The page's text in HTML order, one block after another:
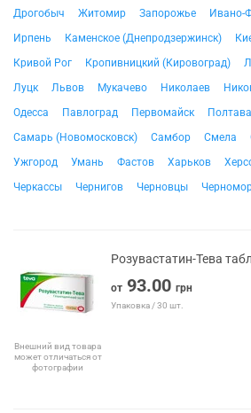
Дрогобыч
Житомир Запорожье Ивано-
Ирпень
Каменское (Днепродзержинск)
Кривой Рог
Кропивницкий (Кировоград)
Луцк
Львов Мукачево Николаев
Одесса
Павлоград Первомайск Полтава
Самарь (Новомосковск)
Самбор Смела
Ужгород
Умань Фастов Харьков
Черкассы
Чернигов Черновцы
Внешний вид товара
может отличаться от
фотографии
Розувастатин-Тева
от 93.00 грн
Упаковка / 30 шт.